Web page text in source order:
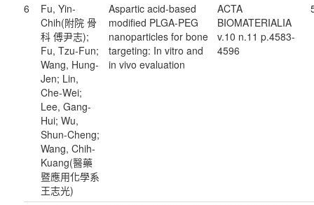
6
Fu, Yin-
Chih(附院 骨
科 傅尹志);
Fu, Tzu-Fun;
Wang, Hung-
Jen; Lin,
Che-Wei;
Lee, Gang-
Hui; Wu,
Shun-Cheng;
Wang, Chih-
Kuang(醫藥
暨應用化學系
王志光)
Aspartic acid-based
modified PLGA-PEG
nanoparticles for bone
targeting: In vitro and
in vivo evaluation
ACTA
BIOMATERIALIA
v.10 n.11 p.4583-
4596